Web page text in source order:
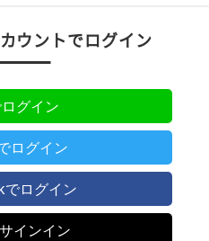
ウントでログイン
グイン
ログイン
ログイン
インイン